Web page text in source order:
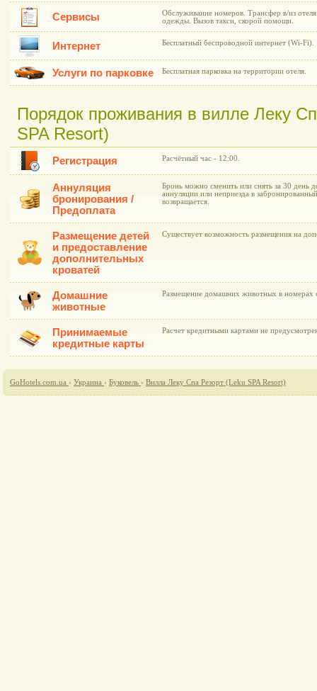
Сервисы
Обслуживание номеров. Трансфер в/из
одежды. Вызов такси, скорой помощи.
Интернет Бесплатный беспроводной интернет (Wi-Fi).
Услуги по парковке Бесплатная парковка на территории отеля.
Порядок проживания в вилле Леку
SPA Resort)
Регистрация Расчётный час - 12:00.
Аннуляция
бронирования /
Предоплата
Бронь можно сменить или снять за 30 день
аннуляции или неприезда в
возвращается.
Размещение детей
и предоставление
дополнительных
кроватей
Существует возможность размещения на
Домашние
животные
Размещение домашних животных в номерах
Принимаемые
кредитные карты
Расчет кредитными картами не
GoHotels.com.ua › Украина › Буковель › Вилла Леку Спа Резорт (Leku SPA Resort)